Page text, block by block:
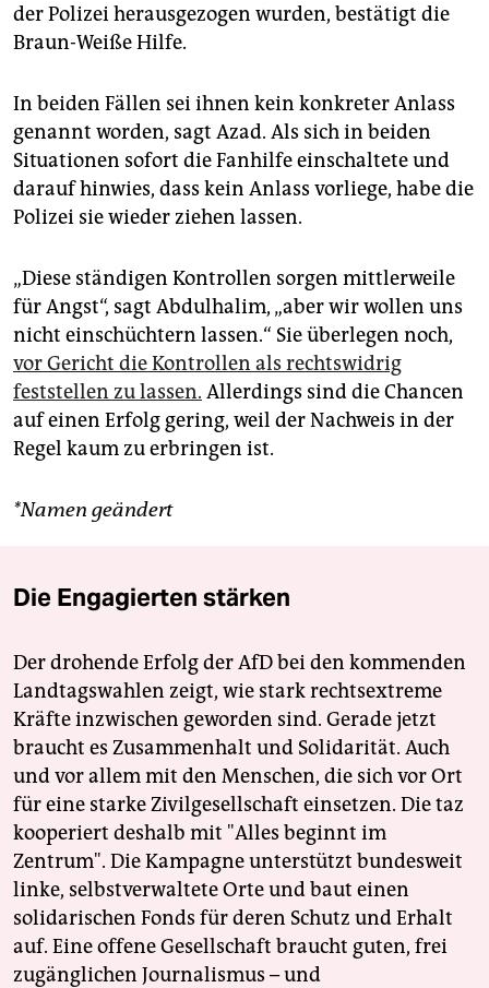
der Polizei herausgezogen wurden, bestätigt die
Braun-Weiße Hilfe.
In beiden Fällen sei ihnen kein konkreter Anlass
genannt worden, sagt Azad. Als sich in beiden
Situationen sofort die Fanhilfe einschaltete und
darauf hinwies, dass kein Anlass vorliege, habe die
Polizei sie wieder ziehen lassen.
„Diese ständigen Kontrollen sorgen mittlerweile
für Angst“, sagt Abdulhalim, „aber wir wollen uns
nicht einschüchtern lassen.“ Sie überlegen noch,
vor Gericht die Kontrollen als rechtswidrig
feststellen zu lassen. Allerdings sind die Chancen
auf einen Erfolg gering, weil der Nachweis in der
Regel kaum zu erbringen ist.
*Namen geändert
Die Engagierten stärken
Der drohende Erfolg der AfD bei den kommenden
Landtagswahlen zeigt, wie stark rechtsextreme
Kräfte inzwischen geworden sind. Gerade jetzt
braucht es Zusammenhalt und Solidarität. Auch
und vor allem mit den Menschen, die sich vor Ort
für eine starke Zivilgesellschaft einsetzen. Die taz
kooperiert deshalb mit "Alles beginnt im
Zentrum". Die Kampagne unterstützt bundesweit
linke, selbstverwaltete Orte und baut einen
solidarischen Fonds für deren Schutz und Erhalt
auf. Eine offene Gesellschaft braucht guten, frei
zugänglichen Journalismus – und